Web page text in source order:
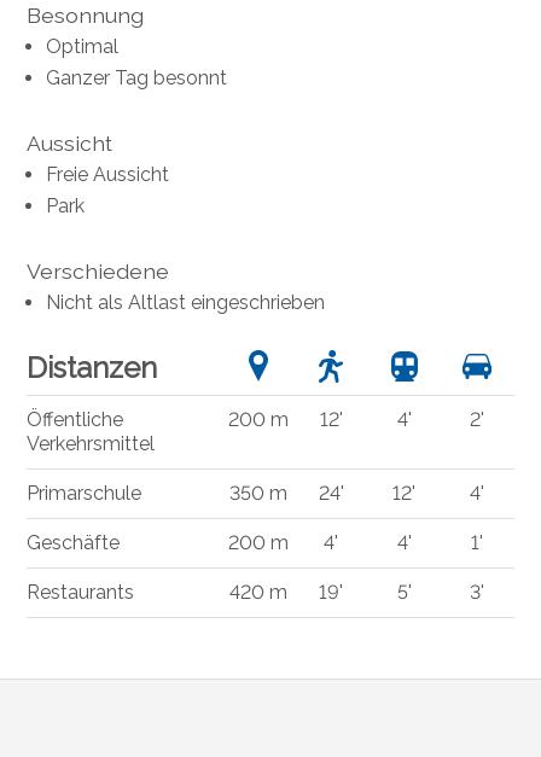
Besonnung
Optimal
Ganzer Tag besonnt
Aussicht
Freie Aussicht
Park
Verschiedene
Nicht als Altlast eingeschrieben
Distanzen
Öffentliche
Verkehrsmittel
200 m 12' 4' 2'
Primarschule 350 m 24' 12' 4'
Geschäfte 200 m 4' 4' 1'
Restaurants 420 m 19' 5' 3'